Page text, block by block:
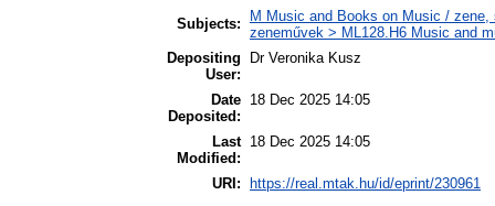
Subjects:
M Music and Books on Music /
zeneművek > ML128.H6 Music and
Depositing
User:
Dr Veronika Kusz
Date
Deposited:
18 Dec 2025 14:05
Last
Modified:
18 Dec 2025 14:05
URI: https://real.mtak.hu/id/eprint/230961